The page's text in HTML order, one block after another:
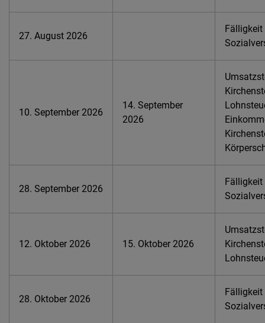
27. August 2026
Fälligkeit
10. September 2026
14. September
2026
28. September 2026
Fälligkeit
12. Oktober 2026 15. Oktober 2026
28. Oktober 2026
Fälligkeit